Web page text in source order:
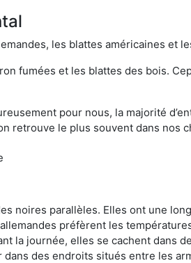
les blattes américaines et
fumées et les blattes des bois.
pour nous, la majorité
retrouve le plus souvent dans nos
noires parallèles. Elles ont une
préfèrent les
la journée, elles se cachent dans
des endroits situés entre les